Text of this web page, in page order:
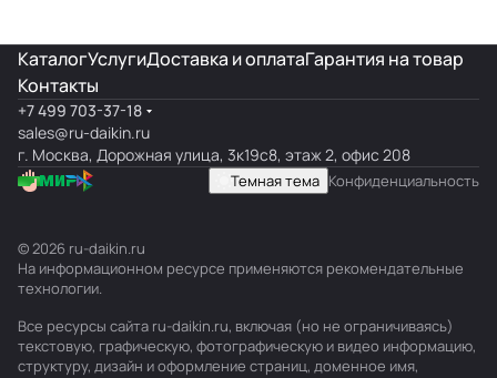
КаталогУслугиДоставка и оплатаГарантия на товар
Контакты
+7 499 703-37-18
sales@ru-daikin.ru
г. Москва, Дорожная улица, 3к19с8, этаж 2, офис 208
Темная тема Конфиденциальность
© 2026 ru-daikin.ru
На информационном ресурсе применяются рекомендательные
технологии.
Все ресурсы сайта ru-daikin.ru, включая (но не ограничиваясь)
текстовую, графическую, фотографическую и видео информацию,
структуру, дизайн и оформление страниц, доменное имя,